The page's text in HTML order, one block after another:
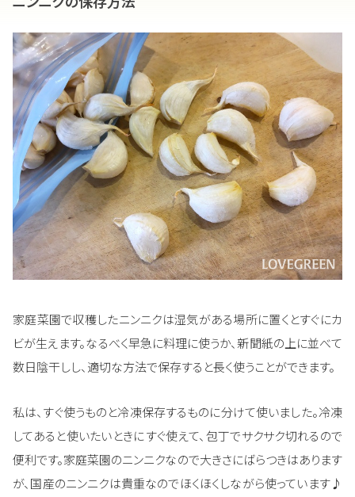
家庭菜園で収穫したニンニクは湿気がある場所に置くとすぐにカ
ビが生えます。なるべく早急に料理に使うか、新聞紙の上に並べて
数日陰干しし、適切な方法で保存すると長く使うことができます。
私は、すぐ使うものと冷凍保存するものに分けて使いました。冷凍
してあると使いたいときにすぐ使えて、包丁でサクサク切れるので
便利です。家庭菜園のニンニクなので大きさにばらつきはあります
が、国産のニンニクは貴重なのでほくほくしながら使っています♪